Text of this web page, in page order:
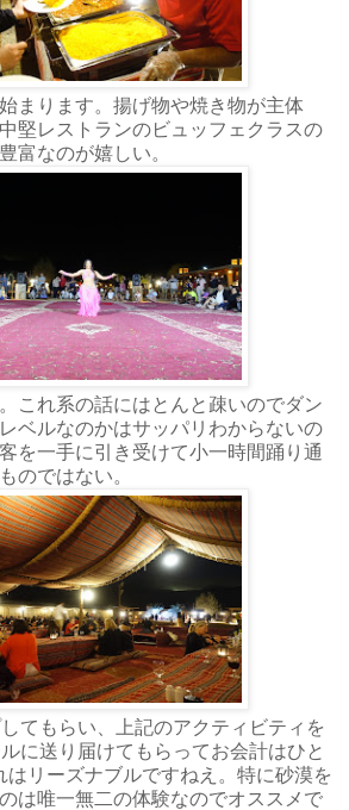
まります。揚げ物や焼き物が主体
堅レストランのビュッフェクラスの
富なのが嬉しい。
これ系の話にはとんと疎いのでダン
ベルなのかはサッパリわからないの
を一手に引き受けて小一時間踊り通
のではない。
てもらい、上記のアクティビティを
に送り届けてもらってお会計はひと
はリーズナブルですねえ。特に砂漠を
は唯一無二の体験なのでオススメで